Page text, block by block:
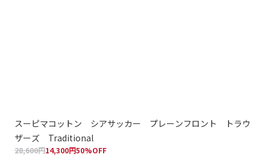
スーピマコットン シアサッカー プレーンフロント トラウ
ザーズ Traditional
28,600円14,300円50%OFF